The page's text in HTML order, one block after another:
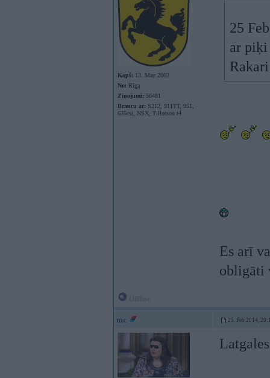
Kopš: 13. May 2002
No: Rīga
Ziņojumi: 56481
Braucu ar: S212, 911TT, 951,
635csi, NSX, Tillotson t4
25
ar
Es arī
obligāti
mc 25. Feb 2014,